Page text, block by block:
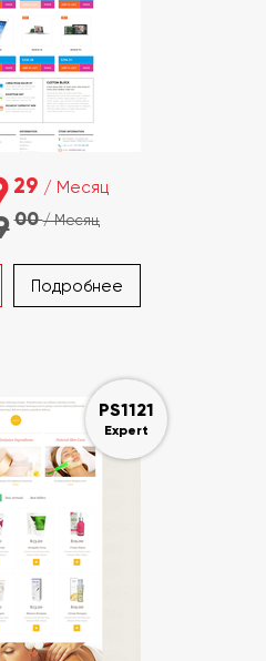
29 / Месяц
00/ Месяц
Подробнее
PS1121
Expert